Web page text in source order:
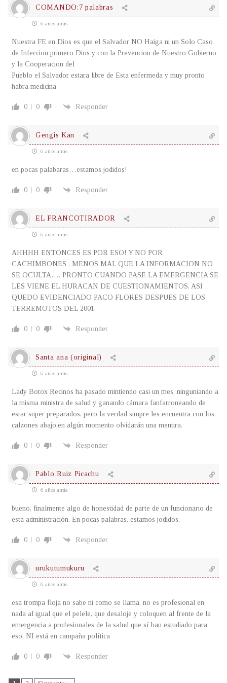
COMANDO:7 palabras
6 años atrás
Nuestra FE en Dios es que el Salvador NO Haiga ni un Solo Caso
de Infeccion primero Dios y con la Prevencion de Nuestro Gobierno
y la Cooperacion del
Pueblo el Salvador estara libre de Esta enfermeda y muy pronto
habra medicina
0 0 Responder
Gengis Kan
6 años atrás
en pocas palabaras…estamos jodidos!
0 0 Responder
EL FRANCOTIRADOR
6 años atrás
AHHHH ENTONCES ES POR ESO! Y NO POR
CACHIMBONES . MENOS MAL QUE LA INFORMACION NO
SE OCULTA…. PRONTO CUANDO PASE LA EMERGENCIA SE
LES VIENE EL HURACAN DE CUESTIONAMIENTOS. ASI
QUEDO EVIDENCIADO PACO FLORES DESPUES DE LOS
TERREMOTOS DEL 2001.
0 0 Responder
Santa ana (original)
6 años atrás
Lady Botox Recinos ha pasado mintiendo casi un mes, ninguniando a
la misma ministra de salud y ganando cámara fanfarroneando de
estar super preparados, pero la verdad simpre les encuentra con los
calzones abajo,en algún momento olvidarán una mentira.
0 0 Responder
Pablo Ruiz Picachu
6 años atrás
bueno, finalmente algo de honestidad de parte de un funcionario de
esta administración. En pocas palabras, estamos jodidos.
0 0 Responder
urukutumukuru
6 años atrás
esa trompa floja no sabe ni como se llama, no es profesional en
nada al igual que el pelele, que desaloje y coloquen al frente de la
emergencia a profesionales de la salud que sí han estudiado para
eso, NI está en campaña política
0 0 Responder